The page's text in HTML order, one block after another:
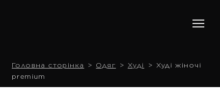
Головна сторінка Одяг Худі
Худі жіночі
premium